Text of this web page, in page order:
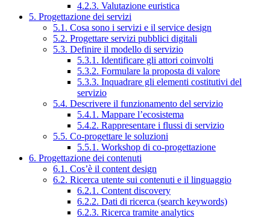
4.2.3. Valutazione euristica
5. Progettazione dei servizi
5.1. Cosa sono i servizi e il service design
5.2. Progettare servizi pubblici digitali
5.3. Definire il modello di servizio
5.3.1. Identificare gli attori coinvolti
5.3.2. Formulare la proposta di valore
5.3.3. Inquadrare gli elementi costitutivi del
servizio
5.4. Descrivere il funzionamento del servizio
5.4.1. Mappare l’ecosistema
5.4.2. Rappresentare i flussi di servizio
5.5. Co-progettare le soluzioni
5.5.1. Workshop di co-progettazione
6. Progettazione dei contenuti
6.1. Cos’è il content design
6.2. Ricerca utente sui contenuti e il linguaggio
6.2.1. Content discovery
6.2.2. Dati di ricerca (search keywords)
6.2.3. Ricerca tramite analytics